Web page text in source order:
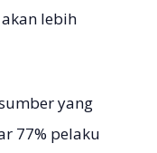
lebih
yang
77% pelaku